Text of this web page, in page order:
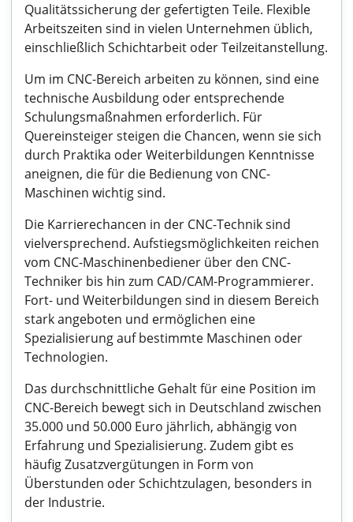
Qualitätssicherung der gefertigten Teile. Flexible
Arbeitszeiten sind in vielen Unternehmen üblich,
einschließlich Schichtarbeit oder Teilzeitanstellung.
Um im CNC-Bereich arbeiten zu können, sind eine
technische Ausbildung oder entsprechende
Schulungsmaßnahmen erforderlich. Für
Quereinsteiger steigen die Chancen, wenn sie sich
durch Praktika oder Weiterbildungen Kenntnisse
aneignen, die für die Bedienung von CNC-
Maschinen wichtig sind.
Die Karrierechancen in der CNC-Technik sind
vielversprechend. Aufstiegsmöglichkeiten reichen
vom CNC-Maschinenbediener über den CNC-
Techniker bis hin zum CAD/CAM-Programmierer.
Fort- und Weiterbildungen sind in diesem Bereich
stark angeboten und ermöglichen eine
Spezialisierung auf bestimmte Maschinen oder
Technologien.
Das durchschnittliche Gehalt für eine Position im
CNC-Bereich bewegt sich in Deutschland zwischen
35.000 und 50.000 Euro jährlich, abhängig von
Erfahrung und Spezialisierung. Zudem gibt es
häufig Zusatzvergütungen in Form von
Überstunden oder Schichtzulagen, besonders in
der Industrie.